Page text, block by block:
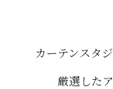
カーテンスタ
厳選した